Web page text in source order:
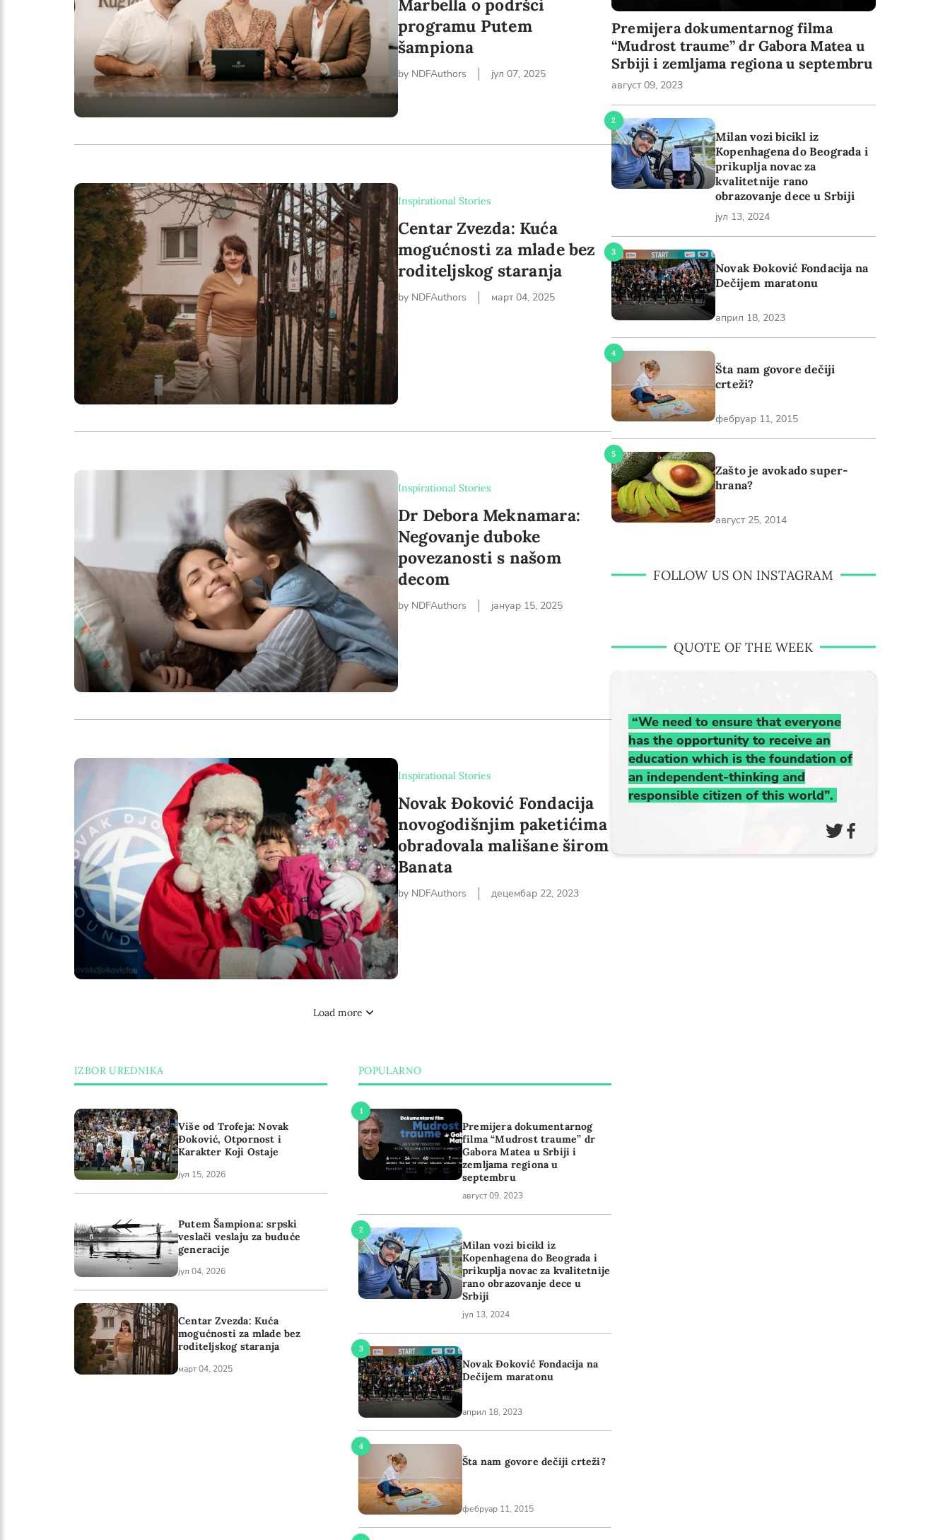
Marbella o podršci
programu Putem
šampiona
by NDFAuthors јул 07, 2025
Inspirational Stories
Centar Zvezda: Kuća
mogućnosti za mlade bez
roditeljskog staranja
by NDFAuthors март 04, 2025
Inspirational Stories
Dr Debora Meknamara:
Negovanje duboke
povezanosti s našom
decom
by NDFAuthors јануар 15, 2025
Inspirational Stories
Novak Đoković Fondacija
novogodišnjim paketićima
obradovala mališane širom
Banata
by NDFAuthors децембар 22, 2023
Load more
IZBOR UREDNIKA
Više od Trofeja: Novak
Đoković, Otpornost i
Karakter Koji Ostaje
јул 15, 2026
Putem Šampiona: srpski
veslači veslaju za buduće
generacije
јул 04, 2026
Centar Zvezda: Kuća
mogućnosti za mlade bez
roditeljskog staranja
март 04, 2025
POPULARNO
Premijera dokumentarnog
filma “Mudrost traume” dr
Gabora Matea u Srbiji i
zemljama regiona u
septembru
август 09, 2023
Milan vozi bicikl iz
Kopenhagena do Beograda i
prikuplja novac za kvalitetnije
rano obrazovanje dece u
Srbiji
јул 13, 2024
Novak Đoković Fondacija na
Dečijem maratonu
април 18, 2023
Šta nam govore dečiji crteži?
фебруар 11, 2015
Premijera dokumentarnog filma
“Mudrost traume” dr Gabora Matea u
Srbiji i zemljama regiona u septembru
август 09, 2023
Milan vozi bicikl iz
Kopenhagena do Beograda i
prikuplja novac za
kvalitetnije rano
obrazovanje dece u Srbiji
јул 13, 2024
Novak Đoković Fondacija na
Dečijem maratonu
април 18, 2023
Šta nam govore dečiji
crteži?
фебруар 11, 2015
Zašto je avokado super-
hrana?
август 25, 2014
FOLLOW US ON INSTAGRAM
QUOTE OF THE WEEK
“We need to ensure that everyone
has the opportunity to receive an
education which is the foundation of
an independent-thinking and
responsible citizen of this world”.
Newsletter preferences
First name*
Enter your first name
Birthday
MM / DD
Language preference
Serbian
English
Online education
The Early Years Blog
SUBSCRIBE
I agree with Privacy Policy